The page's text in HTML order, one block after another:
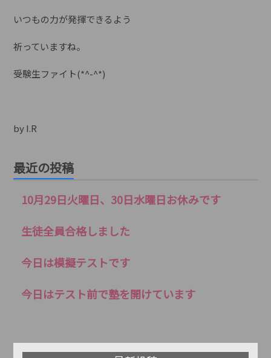
いつもの力が発揮できるよう
祈っていますね。
受験生ファイト(*^-^*)
by I.R
最近の投稿
10月29日火曜日、30日水曜日お休みです
生徒全員合格しました
今日は模擬テストです
今日はテスト前で塾を開けています